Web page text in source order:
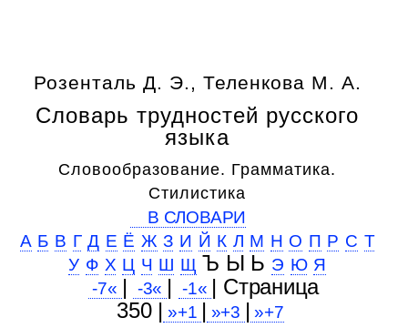
Розенталь Д. Э., Теленкова М. А.
Словарь трудностей русского
языка
Словообразование. Грамматика.
Стилистика
В СЛОВАРИ
А Б В Г Д Е Ё Ж З И Й К Л М Н О П Р С Т
У Ф Х Ц Ч Ш Щ Ъ Ы Ь Э Ю Я
-7« | -3« | -1« | Cтраница
350 | »+1 | »+3 | »+7